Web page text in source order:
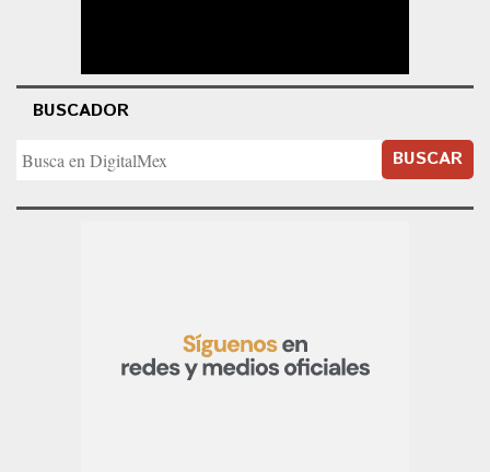
BUSCADOR
BUSCAR